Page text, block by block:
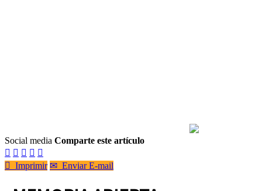
Social media Comparte este artículo
    
 Imprimir ✉ Enviar E-mail